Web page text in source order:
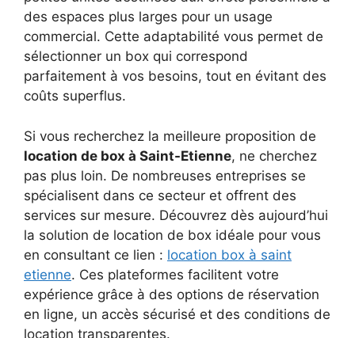
des espaces plus larges pour un usage
commercial. Cette adaptabilité vous permet de
sélectionner un box qui correspond
parfaitement à vos besoins, tout en évitant des
coûts superflus.
Si vous recherchez la meilleure proposition de
location de box à Saint-Etienne, ne cherchez
pas plus loin. De nombreuses entreprises se
spécialisent dans ce secteur et offrent des
services sur mesure. Découvrez dès aujourd’hui
la solution de location de box idéale pour vous
en consultant ce lien : location box à saint
etienne. Ces plateformes facilitent votre
expérience grâce à des options de réservation
en ligne, un accès sécurisé et des conditions de
location transparentes.